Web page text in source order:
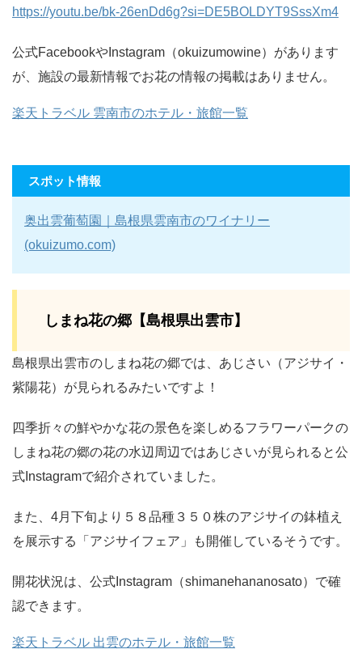
https://youtu.be/bk-26enDd6g?si=DE5BOLDYT9SssXm4
公式FacebookやInstagram（okuizumowine）があります
が、施設の最新情報でお花の情報の掲載はありません。
楽天トラベル 雲南市のホテル・旅館一覧
スポット情報
奥出雲葡萄園｜島根県雲南市のワイナリー
(okuizumo.com)
しまね花の郷【島根県出雲市】
島根県出雲市のしまね花の郷では、あじさい（アジサイ・
紫陽花）が見られるみたいですよ！
四季折々の鮮やかな花の景色を楽しめるフラワーパークの
しまね花の郷の花の水辺周辺ではあじさいが見られると公
式Instagramで紹介されていました。
また、4月下旬より５８品種３５０株のアジサイの鉢植え
を展示する「アジサイフェア」も開催しているそうです。
開花状況は、公式Instagram（shimanehananosato）で確
認できます。
楽天トラベル 出雲のホテル・旅館一覧